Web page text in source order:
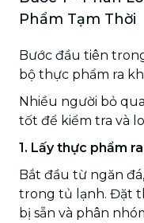
Phẩm Tạm Thời
Bước đầu tiên
bộ thực phẩm ra
Nhiều người bỏ
tốt để kiểm tra và
1. Lấy thực phẩm
Bắt đầu từ ngăn
trong tủ lạnh. Đặt
bị sẵn và phân